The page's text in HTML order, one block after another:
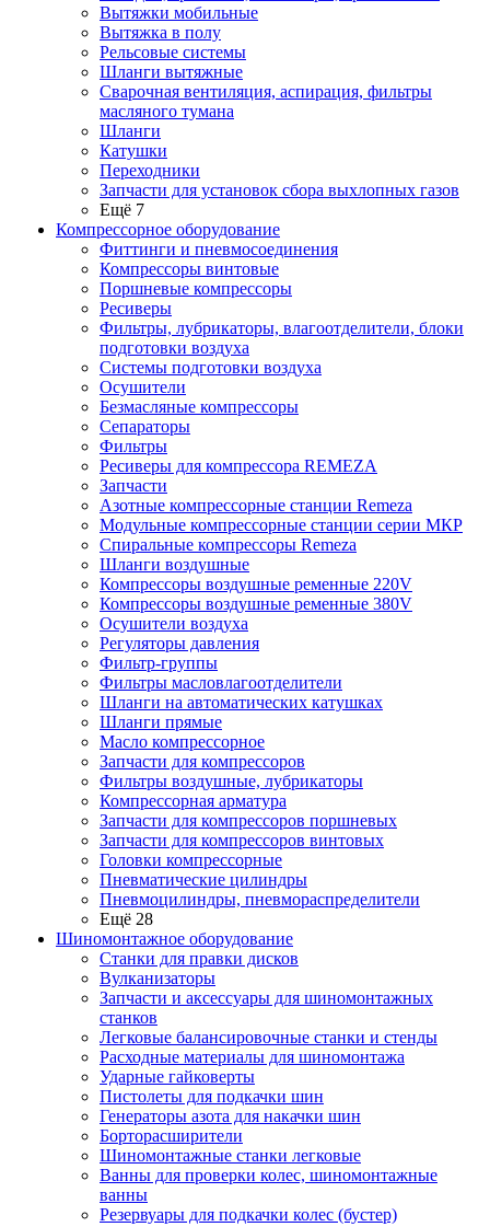
Вытяжки мобильные
Вытяжка в полу
Рельсовые системы
Шланги вытяжные
Сварочная вентиляция, аспирация, фильтры
масляного тумана
Шланги
Катушки
Переходники
Запчасти для установок сбора выхлопных газов
Ещё 7
Компрессорное оборудование
Фиттинги и пневмосоединения
Компрессоры винтовые
Поршневые компрессоры
Ресиверы
Фильтры, лубрикаторы, влагоотделители, блоки
подготовки воздуха
Системы подготовки воздуха
Осушители
Безмасляные компрессоры
Сепараторы
Фильтры
Ресиверы для компрессора REMEZA
Запчасти
Азотные компрессорные станции Remeza
Модульные компрессорные станции серии МКР
Спиральные компрессоры Remeza
Шланги воздушные
Компрессоры воздушные ременные 220V
Компрессоры воздушные ременные 380V
Осушители воздуха
Регуляторы давления
Фильтр-группы
Фильтры масловлагоотделители
Шланги на автоматических катушках
Шланги прямые
Масло компрессорное
Запчасти для компрессоров
Фильтры воздушные, лубрикаторы
Компрессорная арматура
Запчасти для компрессоров поршневых
Запчасти для компрессоров винтовых
Головки компрессорные
Пневматические цилиндры
Пневмоцилиндры, пневмораспределители
Ещё 28
Шиномонтажное оборудование
Станки для правки дисков
Вулканизаторы
Запчасти и аксессуары для шиномонтажных
станков
Легковые балансировочные станки и стенды
Расходные материалы для шиномонтажа
Ударные гайковерты
Пистолеты для подкачки шин
Генераторы азота для накачки шин
Борторасширители
Шиномонтажные станки легковые
Ванны для проверки колес, шиномонтажные
ванны
Резервуары для подкачки колес (бустер)